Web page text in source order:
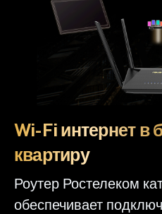
Wi-Fi интернет в
квартиру
Роутер Ростелеком
обеспечивает